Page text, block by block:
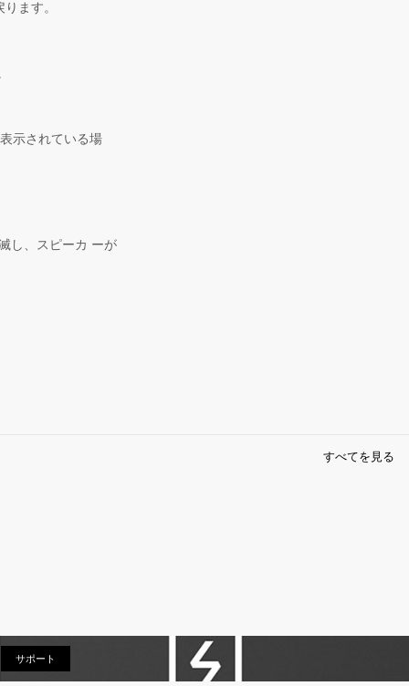
ます。
示されている場
し、スピーカ ーが
すべてを見る
サポート